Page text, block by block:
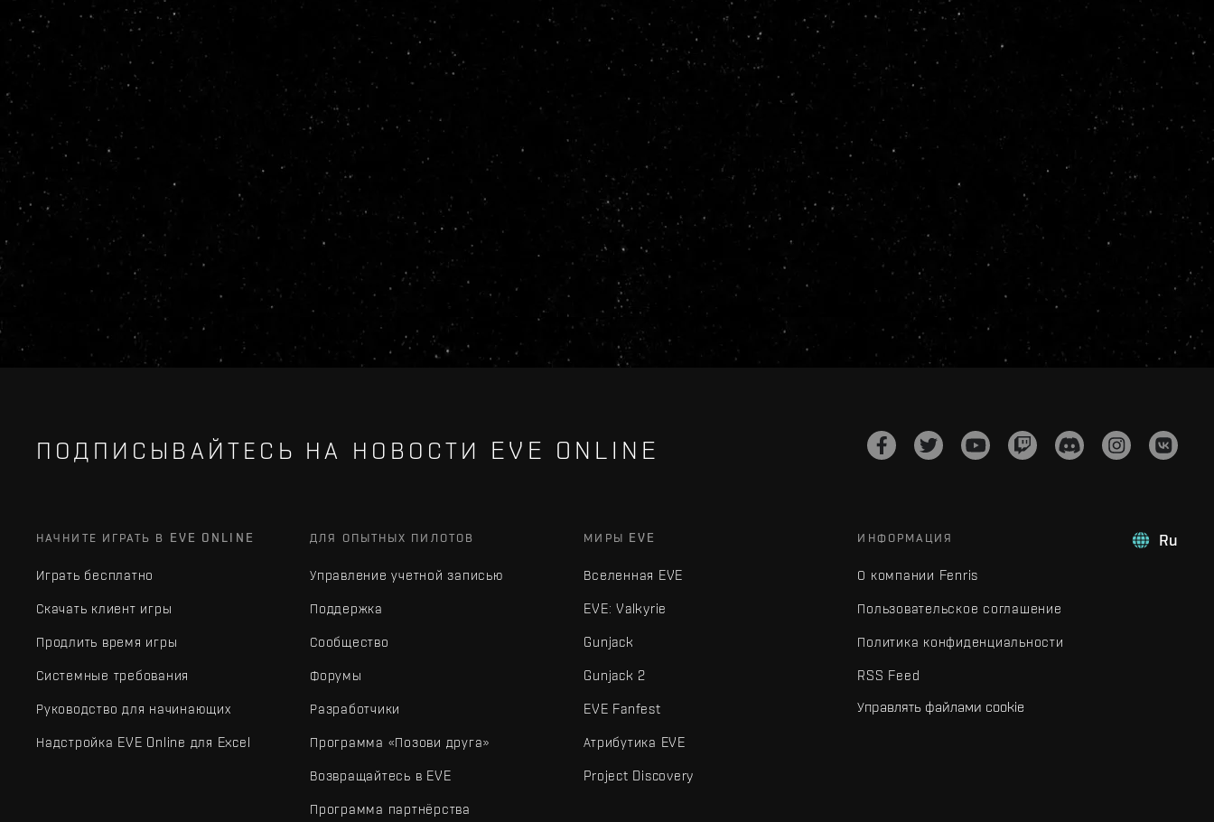
ПОДПИСЫВАЙТЕСЬ НА НОВОСТИ EVE ONLINE
Ru
НАЧНИТЕ ИГРАТЬ В EVE ONLINE
Играть бесплатно
Скачать клиент игры
Продлить время игры
Системные требования
Руководство для начинающих
Надстройка EVE Online для Excel
ДЛЯ ОПЫТНЫХ ПИЛОТОВ
Управление учетной записью
Поддержка
Сообщество
Форумы
Разработчики
Программа «Позови друга»
Возвращайтесь в EVE
Программа партнёрства
МИРЫ EVE
Вселенная EVE
EVE: Valkyrie
Gunjack
Gunjack 2
EVE Fanfest
Атрибутика EVE
Project Discovery
ИНФОРМАЦИЯ
О компании Fenris
Пользовательское соглашение
Политика конфиденциальности
RSS Feed
Управлять файлами cookie